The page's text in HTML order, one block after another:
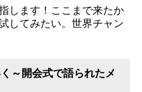
します！ここまで来たか
してみたい。世界チャン
～開会式で語られたメ